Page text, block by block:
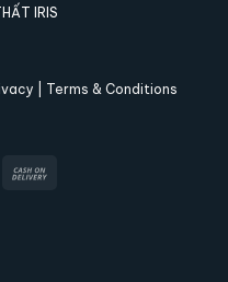
IRIS
| Terms & Conditions